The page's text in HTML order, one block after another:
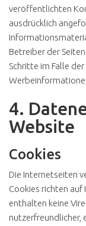
veröffentlichten
ausdrücklich
Betreiber der
Schritte im Falle
4.
Website
Cookies
Die Internetseiten
Cookies richten auf
enthalten keine
nutzerfreundlicher,